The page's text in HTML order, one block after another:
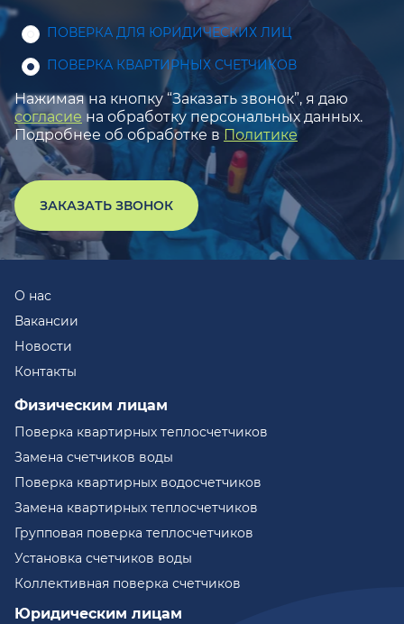
ПОВЕРКА ДЛЯ ЮРИДИЧЕСКИХ ЛИЦ
ПОВЕРКА КВАРТИРНЫХ СЧЕТЧИКОВ
Нажимая на кнопку “Заказать звонок”, я даю
согласие на обработку персональных данных.
Подробнее об обработке в Политике
ЗАКАЗАТЬ ЗВОНОК
О нас
Вакансии
Новости
Контакты
Физическим лицам
Поверка квартирных теплосчетчиков
Замена счетчиков воды
Поверка квартирных водосчетчиков
Замена квартирных теплосчетчиков
Групповая поверка теплосчетчиков
Установка счетчиков воды
Коллективная поверка счетчиков
Юридическим лицам